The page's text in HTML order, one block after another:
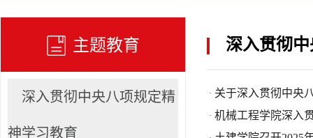
主题教育
深入贯彻中央八项规定精
神学习教育
深入贯彻
· 关于深入贯彻中央
· 机械工程学院深入